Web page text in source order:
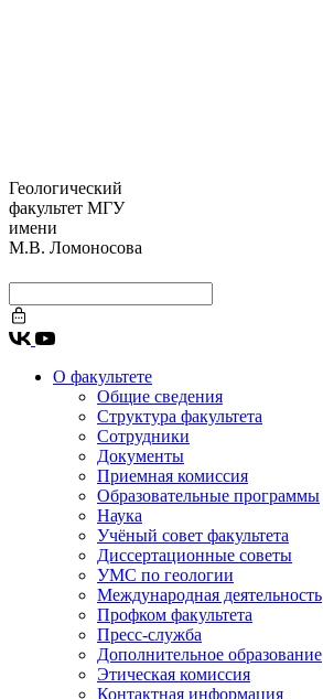
Геологический
факультет МГУ
имени
М.В. Ломоносова
О факультете
Общие сведения
Структура факультета
Сотрудники
Документы
Приемная комиссия
Образовательные программы
Наука
Учёный совет факультета
Диссертационные советы
УМС по геологии
Международная деятельность
Профком факультета
Пресс-служба
Дополнительное образование
Этическая комиссия
Контактная информация